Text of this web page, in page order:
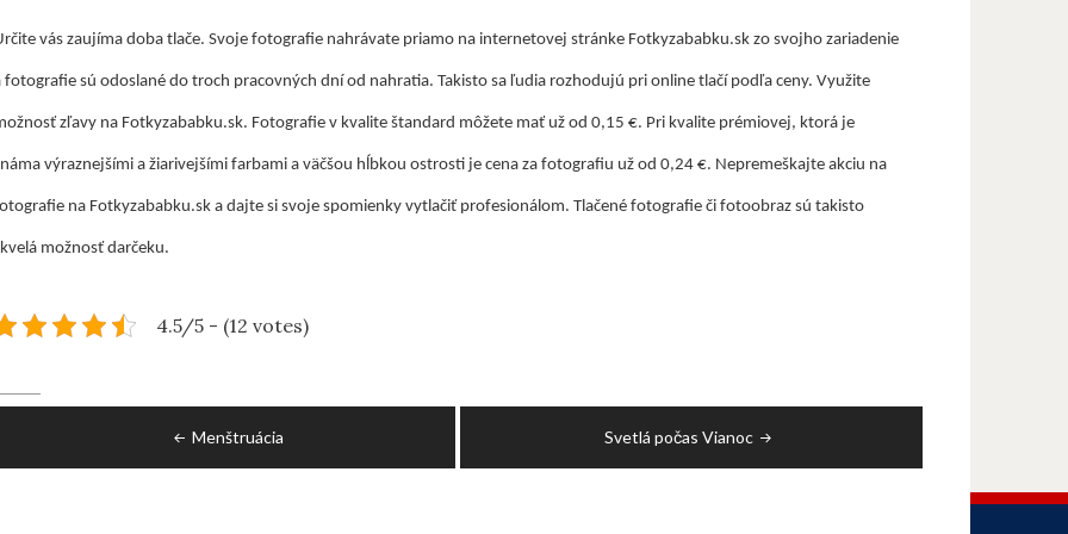
vás zaujíma doba tlače. Svoje fotografie nahrávate priamo na internetovej stránke Fotkyzababku.sk zo svojho zariadenie
fotografie sú odoslané do troch pracovných dní od nahratia. Takisto sa ľudia rozhodujú pri online tlačí podľa ceny. Využite
zľavy na Fotkyzababku.sk. Fotografie v kvalite štandard môžete mať už od 0,15 €. Pri kvalite prémiovej, ktorá je
výraznejšími a žiarivejšími farbami a väčšou hĺbkou ostrosti je cena za fotografiu už od 0,24 €. Nepremeškajte akciu na
na Fotkyzababku.sk a dajte si svoje spomienky vytlačiť profesionálom. Tlačené fotografie či fotoobraz sú takisto
možnosť darčeku.
4.5/5 - (12 votes)
Menštruácia Svetlá počas Vianoc